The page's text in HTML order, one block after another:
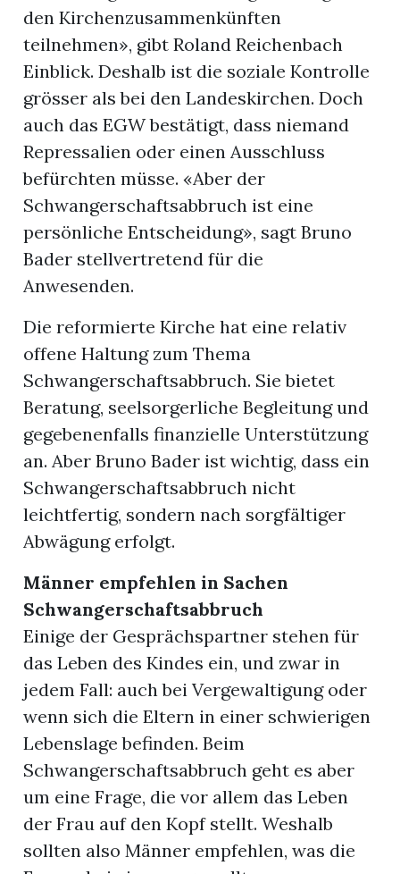
den Kirchenzusammenkünften
teilnehmen», gibt Roland Reichenbach
Einblick. Deshalb ist die soziale Kontrolle
grösser als bei den Landeskirchen. Doch
auch das EGW bestätigt, dass niemand
Repressalien oder einen Ausschluss
befürchten müsse. «Aber der
Schwangerschaftsabbruch ist eine
persönliche Entscheidung», sagt Bruno
Bader stellvertretend für die
Anwesenden.
Die reformierte Kirche hat eine relativ
offene Haltung zum Thema
Schwangerschaftsabbruch. Sie bietet
Beratung, seelsorgerliche Begleitung und
gegebenenfalls finanzielle Unterstützung
an. Aber Bruno Bader ist wichtig, dass ein
Schwangerschaftsabbruch nicht
leichtfertig, sondern nach sorgfältiger
Abwägung erfolgt.
Männer empfehlen in Sachen
Schwangerschaftsabbruch
Einige der Gesprächspartner stehen für
das Leben des Kindes ein, und zwar in
jedem Fall: auch bei Vergewaltigung oder
wenn sich die Eltern in einer schwierigen
Lebenslage befinden. Beim
Schwangerschaftsabbruch geht es aber
um eine Frage, die vor allem das Leben
der Frau auf den Kopf stellt. Weshalb
sollten also Männer empfehlen, was die